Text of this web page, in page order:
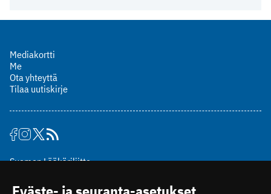
Mediakortti
Me
Ota yhteyttä
Tilaa uutiskirje
Suomen Lääkäriliitto
00510 Helsinki